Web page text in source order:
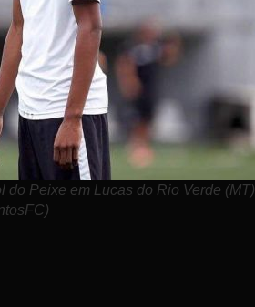
do Peixe em Lucas do Rio Verde (MT)